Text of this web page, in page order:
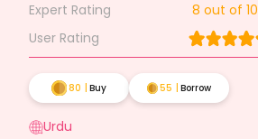
Expert Rating 8 out of 10
User Rating
80 Buy 55 Borrow
Urdu